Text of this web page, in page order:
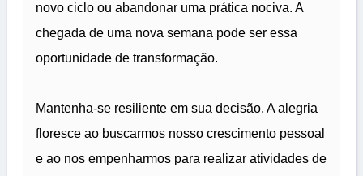
novo ciclo ou abandonar uma prática nociva. A
chegada de uma nova semana pode ser essa
oportunidade de transformação.
Mantenha-se resiliente em sua decisão. A alegria
floresce ao buscarmos nosso crescimento pessoal
e ao nos empenharmos para realizar atividades de